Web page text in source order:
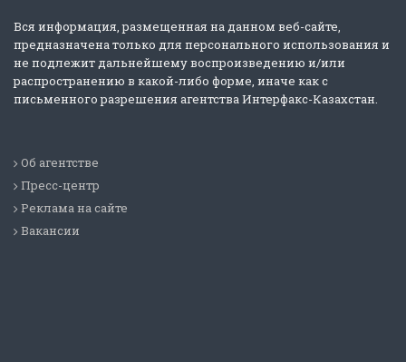
Вся информация, размещенная на данном веб-сайте,
предназначена только для персонального использования и
не подлежит дальнейшему воспроизведению и/или
распространению в какой-либо форме, иначе как с
письменного разрешения агентства Интерфакс-Казахстан.
Об агентстве
Пресс-центр
Реклама на сайте
Вакансии